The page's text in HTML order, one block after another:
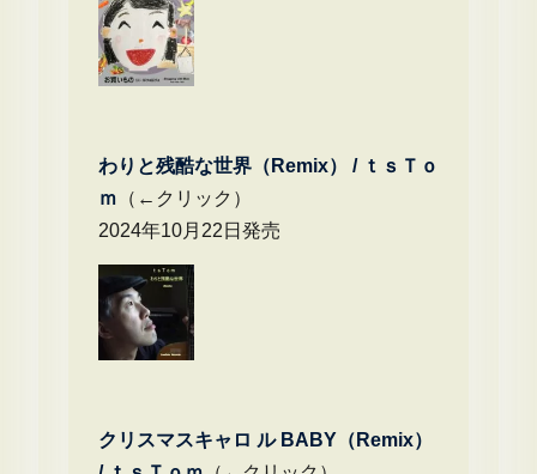
わりと残酷な世界（Remix） / ｔｓＴｏ
ｍ （←クリック）
2024年10月22日発売
クリスマスキャロ ル BABY（Remix）